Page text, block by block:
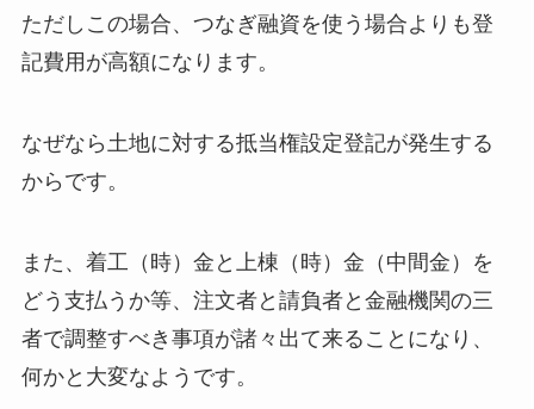
ただしこの場合、つなぎ融資を使う場合よりも登
記費用が高額になります。
なぜなら土地に対する抵当権設定登記が発生する
からです。
また、着工（時）金と上棟（時）金（中間金）を
どう支払うか等、注文者と請負者と金融機関の三
者で調整すべき事項が諸々出て来ることになり、
何かと大変なようです。